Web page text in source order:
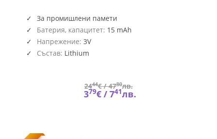
За промишлени памети
Батерия, капацитет: 15 mAh
Напрежение: 3V
Състав: Lithium
2444€ /4780лв.
379€ /741лв.